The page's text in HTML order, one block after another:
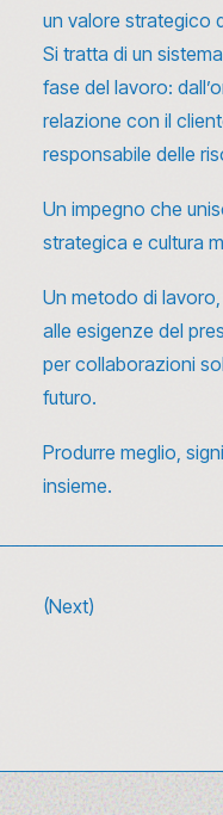
un valore strategico
Si tratta di un
fase del lavoro:
relazione con il
responsabile delle
Un impegno che
strategica e cultura
Un metodo di
alle esigenze del
per collaborazioni
futuro.
Produrre meglio,
insieme.
(Next)